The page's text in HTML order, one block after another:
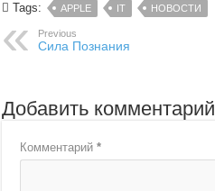
Tags:
APPLE IT НОВОСТИ
Previous
Сила Познания
Добавить комментарий
Комментарий*